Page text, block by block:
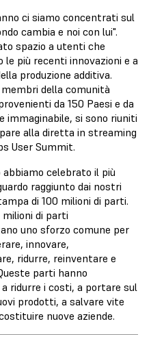
ci siamo concentrati sul
cambia e noi con lui".
spazio a utenti che
le più recenti innovazioni e a
produzione additiva.
della comunità
da 150 Paesi e da
immaginabile, si sono riuniti
alla diretta in streaming
User Summit.
abbiamo celebrato il più
raggiunto dai nostri
di 100 milioni di parti.
milioni di parti
uno sforzo comune per
innovare,
ridurre, reinventare e
parti hanno
ridurre i costi, a portare sul
prodotti, a salvare vite
nuove aziende.